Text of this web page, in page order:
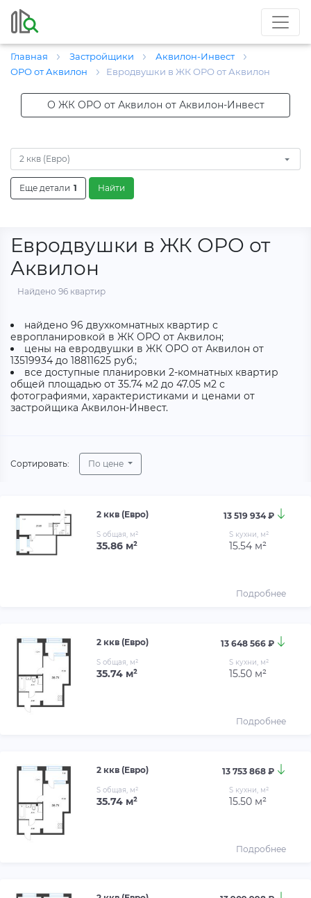
Главная Застройщики
Аквилон-Инвест
ОРО от Аквилон
Евродвушки в ЖК ОРО от Аквилон
О ЖК ОРО от Аквилон от Аквилон-Инвест
2 ккв (Евро)
Еще детали 1 Найти
Евродвушки в ЖК ОРО от
Аквилон
Найдено 96 квартир
найдено 96 двухкомнатных квартир с
европланировкой в ЖК ОРО от Аквилон;
цены на евродвушки в ЖК ОРО от Аквилон от
13519934 до 18811625 руб.;
все доступные планировки 2-комнатных квартир
общей площадью от 35.74 м2 до 47.05 м2 с
фотографиями, характеристиками и ценами от
застройщика Аквилон-Инвест.
Сортировать: По цене
2 ккв (Евро) 13 519 934 ₽
S общая, м²
35.86 м²
S кухни, м²
15.54 м²
Подробнее
2 ккв (Евро) 13 648 566 ₽
S общая, м²
35.74 м²
S кухни, м²
15.50 м²
Подробнее
2 ккв (Евро) 13 753 868 ₽
S общая, м²
35.74 м²
S кухни, м²
15.50 м²
Подробнее